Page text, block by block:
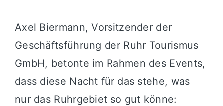
Axel Biermann, Vorsitzender der
Geschäftsführung der Ruhr Tourismus
GmbH, betonte im Rahmen des Events,
dass diese Nacht für das stehe, was
nur das Ruhrgebiet so gut könne: